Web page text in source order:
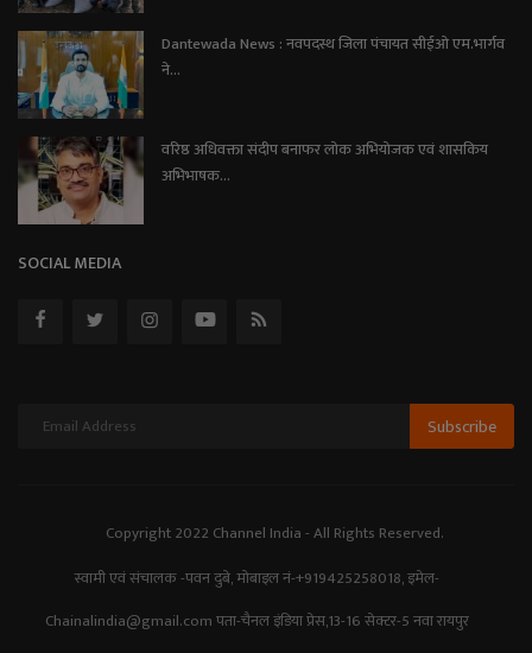
Dantewada News : नवपदस्थ जिला पंचायत सीईओ एम.भार्गव
ने...
वरिष्ठ अधिवक्ता संदीप बनाफर लोक अभियोजक एवं शासकिय
अभिभाषक...
SOCIAL MEDIA
Subscribe
Copyright 2022 Channel India - All Rights Reserved.
स्वामी एवं संचालक -पवन दुबे, मोबाइल नं-+919425258018, इमेल-
Chainalindia@gmail.com पता-चैनल इंडिया प्रेस,13-16 सेक्टर-5 नवा रायपुर